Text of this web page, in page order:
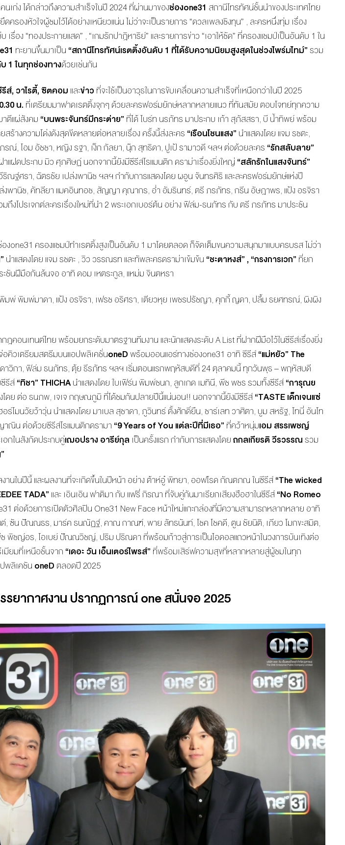
นเก่ง ได้กล่าวถึงความสำเร็จในปี 2024 ที่ผ่านมาของช่องone31 สถานีโทรทัศน์ชั้นนำของประเทศไทย
รองหัวใจผู้ชมไว้ได้อย่างเหนียวแน่น ไม่ว่าจะเป็นรายการ “ดวลเพลงชิงทุน” , ละครหนึ่งทุ่ม เรื่อง
รื่อง “ทองประกายแสด” , “เกมรักปาฎิหาริย์” และรายการข่าว “เอาให้ชัด” ที่ครองแชมป์เป็นอันดับ 1 ใน
31 ทะยานขึ้นมาเป็น “สถานีโทรทัศน์เรตติ้งอันดับ 1 ที่ได้รับความนิยมสูงสุดในช่วงไพร์มไทม์”รวม
1 ในทุกช่องทางด้วยเช่นกัน
ส์, วาไรตี้, ซิตคอม และข่าว ที่จะใช้เป็นอาวุธในการขับเคลื่อนความสำเร็จที่เหนือกว่าในปี 2025
น. ที่เตรียมมาฟาดเรตติ้งจุกๆ ด้วยละครฟอร์มยักษ์หลากหลายแนว ที่ทันสมัย ตอบโจทย์ทุกความ
ตีแผ่สังคม “บนพระจันทร์มีกระต่าย” ที่ได้ ไบร์ท นรภัทร มาประกบ เก้า สุภัสสรา, บี น้ำทิพย์ พร้อม
สร้างความโด่งดังสุดขีดหลายต่อหลายเรื่อง ครั้งนี้ส่งละคร “เรือนโชนแสง” นำแสดงโดย แจม รชตะ,
, โอม อัชชา, หญิง รฐา, เง็ก กัลยา, นุ๊ก สุทธิดา, ปูเป้ รามาวดี ฯลฯ ต่อด้วยละคร “รักสลับลาย”
แฝดประกบ มิว ศุภศิษฏ์ นอกจากนี้ยังมีซีรีส์โรแมนติก ดราม่าเรื่องยิ่งใหญ่ “สลักรักในแสงจันทร์”
ณฐ์ศรา, ฉัตรชัย เปล่งพานิช ฯลฯ กำกับการแสดงโดย ผอูน จันทรศิริ และละครฟอร์มยักษ์แห่งปี
ล่งพานิช, คัทลียา แมคอินทอช, สัญญา คุณากร, อ่ำ อัมรินทร์, ตรี ภรภัทร, กรีน อัษฎาพร, แป้ง อรจิรา
งโปรเจกต์ละครเรื่องใหม่ที่นำ 2 พระเอกเบอร์ต้น อย่าง ฟิล์ม-ธนภัทร กับ ตรี ภรภัทร มาประชัน
งone31 ครองแชมป์ทำเรตติ้งสูงเป็นอันดับ 1 มาโดยตลอด ก็จัดเต็มขนความสนุกมาแบบครบรส ไม่ว่า
นำแสดงโดย แจม รชตะ , วิว วรรณรท และทัพละครดราม่าเข้มข้น “ชะตาหงส์” , “กรงการเวก” ที่ยก
ชันฝีมือกันล้นจอ อาทิ ดอม เหตระกูล, แหม่ม จินตหรา
พ์ พิมพ์มาดา, แป้ง อรจิรา, เฟรช อริศรา, เตียวหุย เพชรปรัชญา, คุกกี้ ญดา, ปลื้ม ธยศทรณ์, ผิงผิง
คอนเทนต์ไทย พร้อมยกระดับมาตรฐานทีมงาน และนักแสดงระดับ A List ที่ฝากฝีมือไว้ในซีรีส์เรื่องยิ่ง
อคิวเตรียมสตรีมบนแอปพลิเคชั่นoneDพร้อมออนแอร์ทางช่องone31 อาทิ ซีรีส์“แม่หยัว” The
ดาวิกา, ฟิล์ม ธนภัทร, ตุ้ย ธีรภัทร ฯลฯ เริ่มตอนแรกพฤหัสบดีที่ 24 ตุลาคมนี้ ทุกวันพุธ – พฤหัสบดี
รีส์“ทิชา” THICHAนำแสดงโดย ใบเฟิร์น พิมพ์ชนก, ลูกเกด เมทินี, พีช พชร รวมทั้งซีรีส์“การุณย
โดย ต่อ ธนภพ, เจเจ กฤษณภูมิ ที่ได้ชมกันปลายปีนี้แน่นอน!! นอกจากนี้ยังมีซีรีส์“TASTEเด็กเจนแซ่
อร์โมนวัยว้าวุ่น นำแสดงโดย มาเบล สุชาดา, ภูวินทร์ ตั้งศักดิ์ยืน, ชาร์เลท วาศิตา, บูม สหรัฐ, โทนี่ อันโท
น ต่อด้วยซีรีส์โรแมนติกดรามา “9 Years of You แต่ละปีที่มีเธอ” ที่คว้าหนุ่มเอม สรรเพชญ์
อกในสังกัดประกบคู่เฌอปราง อารีย์กุล เป็นครั้งแรก กำกับการแสดงโดยถกลเกียรติ วีรวรรณรวม
นในปีนี้ และผลงานที่จะเกิดขึ้นในปีหน้า อย่าง ต้าห์อู๋ พิทยา, ออฟโรด กัณตภณ ในซีรีส์“The wicked
TADA” และ เอินเอิน ฟาติมา กับ แฟรี่ กิรณา ที่จับคู่กันมาเรียกเสียงฮือฮาในซีรีส์“No Romeo
ต่อด้วยการเปิดตัวศิลปิน One31 New Face หน้าใหม่แกะกล่องที่มีความสามารถหลากหลาย อาทิ
น ปัณณธร, มาร์ค ธนณัฏฐ์, คาณ กาณฑ์, พาย ลัทธนันท์, โชค โชคดี, ตูน ชัยนิติ, เภียว โมกขะสมิต,
ช พิชญ์อร, โอเบย์ ปัณณวิชญ์, ปริม ปริณดา ที่พร้อมก้าวสู่การเป็นไอดอลแถวหน้าในวงการบันเทิงต่อ
ยมที่เหนือชั้นจาก “เดอะ วัน เอ็นเตอร์ไพรส์” ที่พร้อมเสิร์ฟความสุขที่หลากหลายสู่ผู้ชมในทุก
ปพลิเคชัน oneD ตลอดปี 2025
ยากาศงาน ปรากฏการณ์ one สนั่นจอ 2025